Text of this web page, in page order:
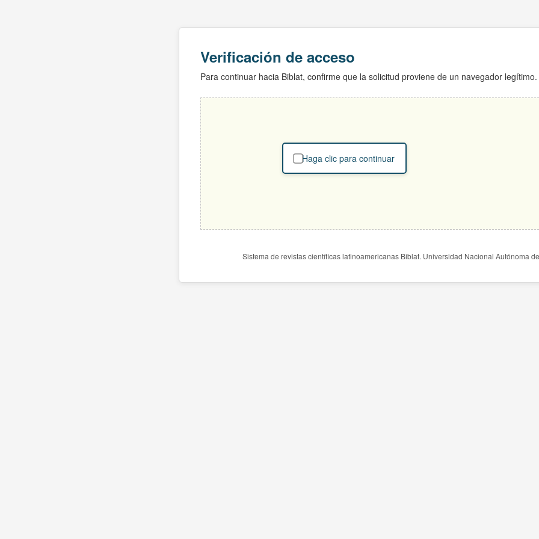
Verificación de acceso
Para continuar hacia Biblat, confirme que la solicitud proviene de un navegador legítimo.
Haga clic para continuar
Sistema de revistas científicas latinoamericanas Biblat. Universidad Nacional Autónoma